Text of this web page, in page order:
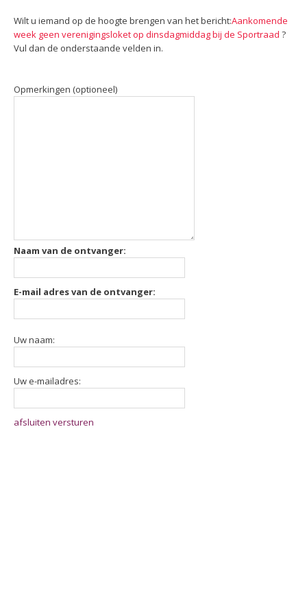
Wilt u iemand op de hoogte brengen van het bericht:Aankomende
week geen verenigingsloket op dinsdagmiddag bij de Sportraad ?
Vul dan de onderstaande velden in.
Opmerkingen (optioneel)
Naam van de ontvanger:
E-mail adres van de ontvanger:
Uw naam:
Uw e-mailadres:
afsluiten versturen